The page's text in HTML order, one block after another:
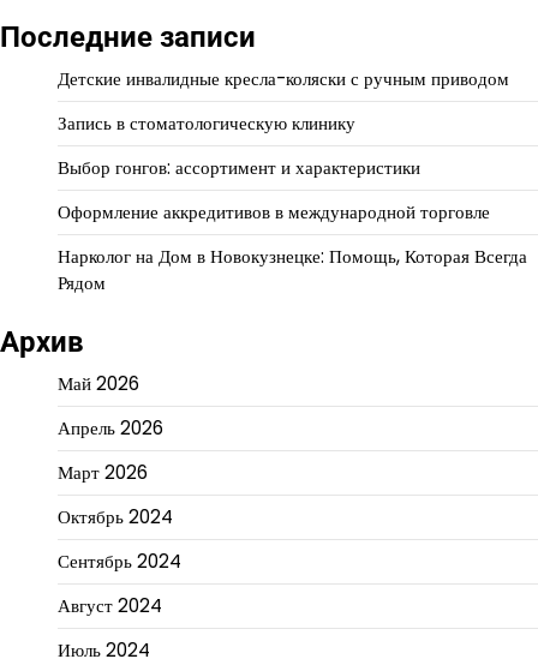
Последние записи
Детские инвалидные кресла-коляски с ручным приводом
Запись в стоматологическую клинику
Выбор гонгов: ассортимент и характеристики
Оформление аккредитивов в международной торговле
Нарколог на Дом в Новокузнецке: Помощь, Которая Всегда
Рядом
Архив
Май 2026
Апрель 2026
Март 2026
Октябрь 2024
Сентябрь 2024
Август 2024
Июль 2024